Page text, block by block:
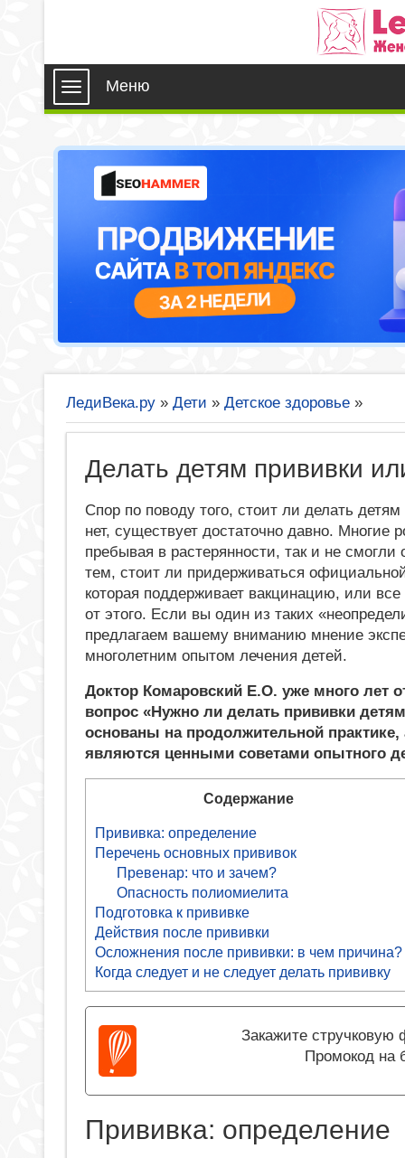
Меню
ЛедиВека.ру » Дети » Детское здоровье »
Делать детям прививки
Спор по поводу того, стоит ли делать
нет, существует достаточно давно. Многие
пребывая в растерянности, так и не смогли
тем, стоит ли придерживаться
которая поддерживает вакцинацию, или все
от этого. Если вы один из таких
предлагаем вашему вниманию мнение
многолетним опытом лечения детей.
Доктор Комаровский Е.О. уже много лет
вопрос «Нужно ли делать прививки
основаны на продолжительной практике,
являются ценными советами опытного
Содержание
Прививка: определение
Перечень основных прививок
Превенар: что и зачем?
Опасность полиомиелита
Подготовка к прививке
Действия после прививки
Осложнения после прививки: в чем причина?
Когда следует и не следует делать прививку
Закажите стручковую
Промокод на
Прививка: определение